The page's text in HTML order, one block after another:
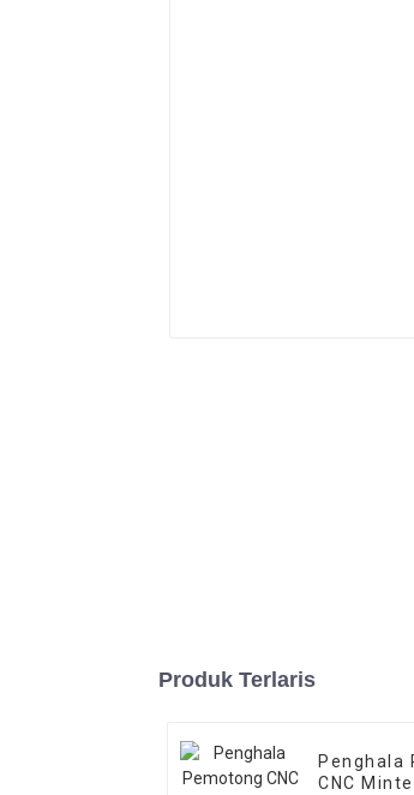
Produk Terlaris
Penghala
CNC